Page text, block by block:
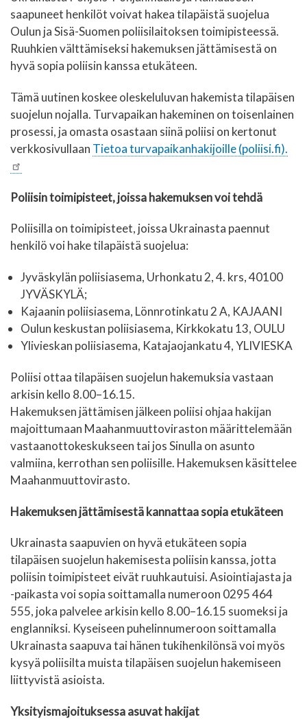
saapuneet henkilöt voivat hakea tilapäistä suojelua
Oulun ja Sisä-Suomen poliisilaitoksen toimipisteessä.
Ruuhkien välttämiseksi hakemuksen jättämisestä on
hyvä sopia poliisin kanssa etukäteen.
Tämä uutinen koskee oleskeluluvan hakemista tilapäisen
suojelun nojalla. Turvapaikan hakeminen on toisenlainen
prosessi, ja omasta osastaan siinä poliisi on kertonut
verkkosivullaan Tietoa turvapaikanhakijoille (poliisi.fi).
Poliisin toimipisteet, joissa hakemuksen voi tehdä
Poliisilla on toimipisteet, joissa Ukrainasta paennut
henkilö voi hake tilapäistä suojelua:
Jyväskylän poliisiasema, Urhonkatu 2, 4. krs, 40100
JYVÄSKYLÄ;
Kajaanin poliisiasema, Lönnrotinkatu 2 A, KAJAANI
Oulun keskustan poliisiasema, Kirkkokatu 13, OULU
Ylivieskan poliisiasema, Katajaojankatu 4, YLIVIESKA
Poliisi ottaa tilapäisen suojelun hakemuksia vastaan
arkisin kello 8.00–16.15.
Hakemuksen jättämisen jälkeen poliisi ohjaa hakijan
majoittumaan Maahanmuuttoviraston määrittelemään
vastaanottokeskukseen tai jos Sinulla on asunto
valmiina, kerrothan sen poliisille. Hakemuksen käsittelee
Maahanmuuttovirasto.
Hakemuksen jättämisestä kannattaa sopia etukäteen
Ukrainasta saapuvien on hyvä etukäteen sopia
tilapäisen suojelun hakemisesta poliisin kanssa, jotta
poliisin toimipisteet eivät ruuhkautuisi. Asiointiajasta ja
-paikasta voi sopia soittamalla numeroon 0295 464
555, joka palvelee arkisin kello 8.00–16.15 suomeksi ja
englanniksi. Kyseiseen puhelinnumeroon soittamalla
Ukrainasta saapuva tai hänen tukihenkilönsä voi myös
kysyä poliisilta muista tilapäisen suojelun hakemiseen
liittyvistä asioista.
Yksityismajoituksessa asuvat hakijat